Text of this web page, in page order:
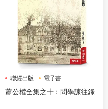
聯經出版 電子書
蕭公權全集之十：問學諫往錄